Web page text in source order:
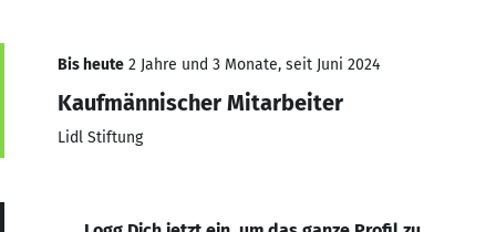
Bis heute 2 Jahre und 3 Monate, seit Juni 2024
Kaufmännischer Mitarbeiter
Lidl Stiftung